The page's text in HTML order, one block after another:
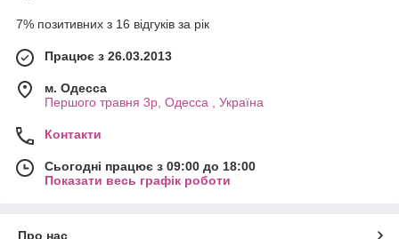
7% позитивних з 16 відгуків за рік
Працює з 26.03.2013
м. Одесса
Першого травня 3р, Одесса , Україна
Контакти
Сьогодні працює з 09:00 до 18:00
Показати весь графік роботи
Про нас